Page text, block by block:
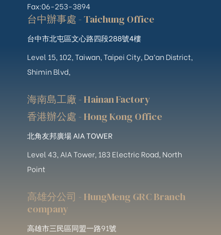
Fax:06-253-3894
台中辦事處 - Taichung Office
台中市北屯區文心路四段288號4樓
Level 15, 102, Taiwan, Taipei City, Da’an District,
Shimin Blvd,
海南島工廠 - Hainan Factory
香港辦公處 - Hong Kong Office
北角友邦廣場 AIA TOWER
Level 43, AIA Tower, 183 Electric Road, North
Point
高雄分公司 - HungMeng GRC Branch
company
高雄市三民區同盟一路91號